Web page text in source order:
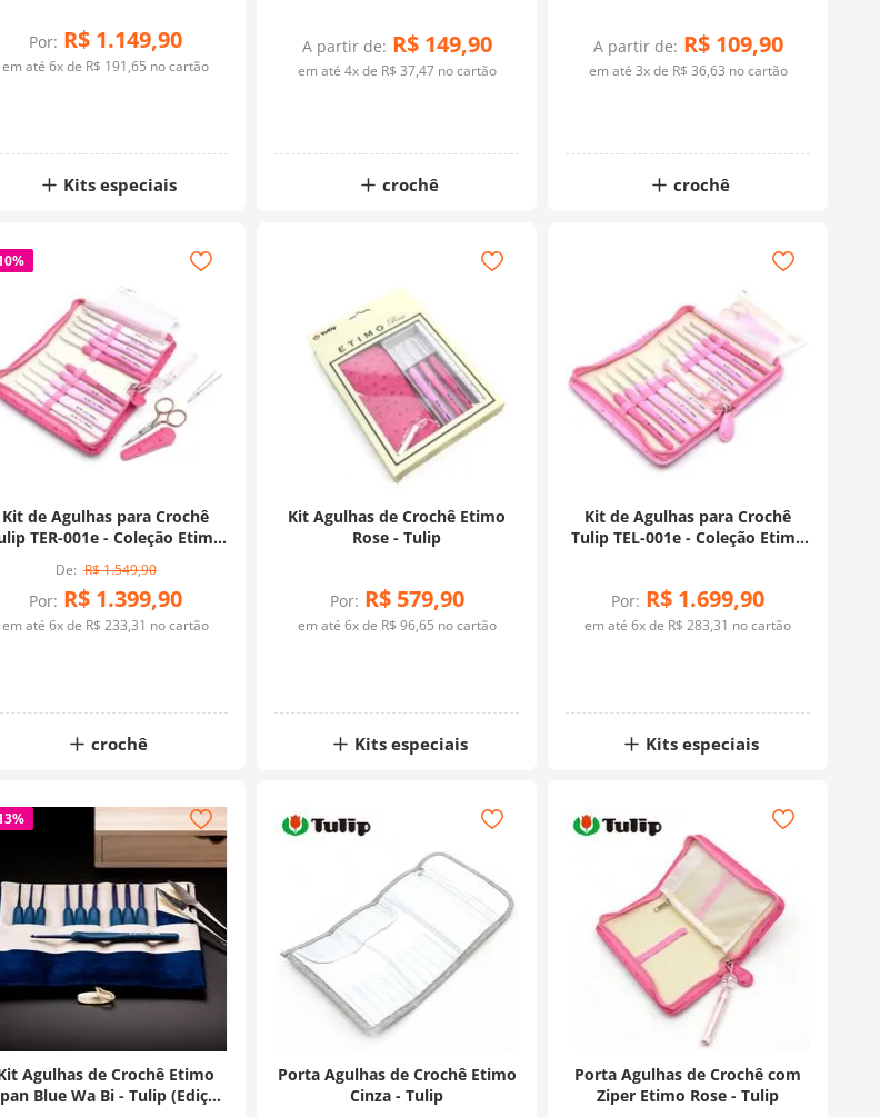
Por: R$ 1.149,90
em até 6x de R$ 191,65 no cartão
Kits especiais
A partir de: R$ 149,90
em até 4x de R$ 37,47no cartão
crochê
A partir de: R$ 109,90
em até 3x de R$ 36,63 no cartão
crochê
Kit de Agulhas para Crochê
TER-001e - Coleção Etimo
R$1.549,90
Por: R$ 1.399,90
em até 6x de R$ 233,31 no cartão
crochê
Kit Agulhas de Crochê Etimo
Rose - Tulip
Por: R$ 579,90
em até 6x de R$ 96,65 no cartão
Kits especiais
Kit de Agulhas para Crochê
Tulip TEL-001e - Coleção Etimo
Por: R$ 1.699,90
em até 6x de R$ 283,31 no cartão
Kits especiais
Agulhas de Crochê Etimo
Blue Wa Bi - Tulip (Edição
Porta Agulhas de Crochê Etimo
Cinza - Tulip
Porta Agulhas de Crochê com
Ziper Etimo Rose - Tulip